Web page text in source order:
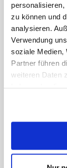
zu können und
analysieren.
Verwendung
soziale Medien,
Partner führen
weiteren Daten
Cookies, wenn
TIRRENIA,